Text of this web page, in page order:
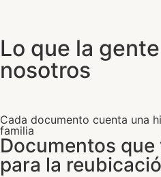
Lo que la
nosotros
Cada documento cuenta una
familia
Documentos
para la